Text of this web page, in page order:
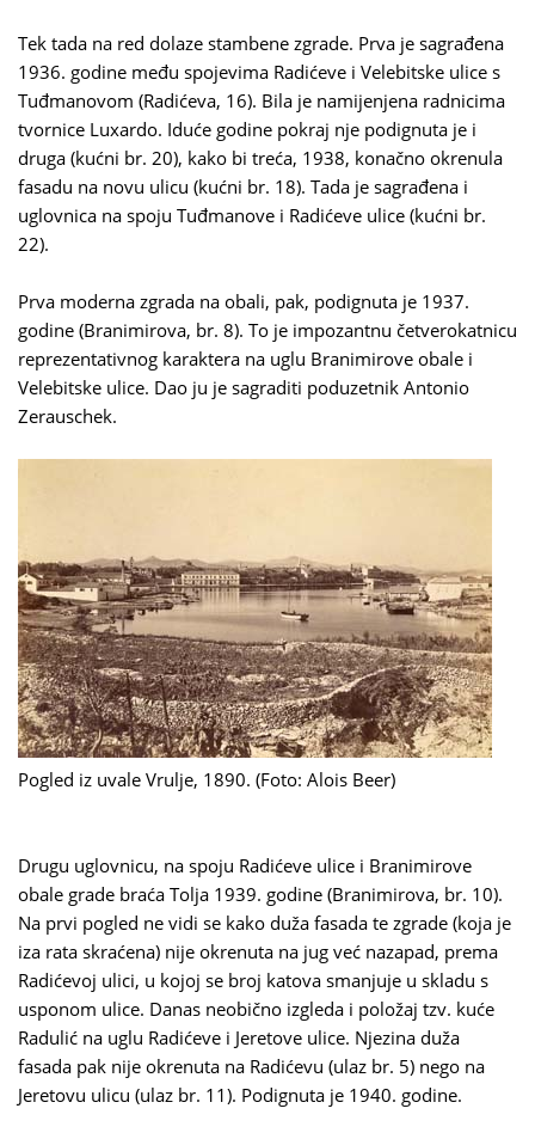
Tek tada na red dolaze stambene zgrade. Prva je sagrađena
1936. godine među spojevima Radićeve i Velebitske ulice s
Tuđmanovom (Radićeva, 16). Bila je namijenjena radnicima
tvornice Luxardo. Iduće godine pokraj nje podignuta je i
druga (kućni br. 20), kako bi treća, 1938, konačno okrenula
fasadu na novu ulicu (kućni br. 18). Tada je sagrađena i
uglovnica na spoju Tuđmanove i Radićeve ulice (kućni br.
22).
Prva moderna zgrada na obali, pak, podignuta je 1937.
godine (Branimirova, br. 8). To je impozantnu četverokatnicu
reprezentativnog karaktera na uglu Branimirove obale i
Velebitske ulice. Dao ju je sagraditi poduzetnik Antonio
Zerauschek.
Pogled iz uvale Vrulje, 1890. (Foto: Alois Beer)
Drugu uglovnicu, na spoju Radićeve ulice i Branimirove
obale grade braća Tolja 1939. godine (Branimirova, br. 10).
Na prvi pogled ne vidi se kako duža fasada te zgrade (koja je
iza rata skraćena) nije okrenuta na jug već nazapad, prema
Radićevoj ulici, u kojoj se broj katova smanjuje u skladu s
usponom ulice. Danas neobično izgleda i položaj tzv. kuće
Radulić na uglu Radićeve i Jeretove ulice. Njezina duža
fasada pak nije okrenuta na Radićevu (ulaz br. 5) nego na
Jeretovu ulicu (ulaz br. 11). Podignuta je 1940. godine.